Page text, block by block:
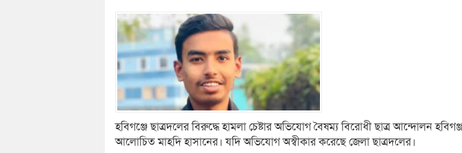
হবিগঞ্জে ছাত্রদলের বিরুদ্ধে হামলা চেষ্টার অভিযোগ বৈষম্য বিরোধী ছাত্র আন্দোলন
আলোচিত মাহদি হাসানের। যদি অভিযোগ অস্বীকার করেছে জেলা ছাত্রদলের।